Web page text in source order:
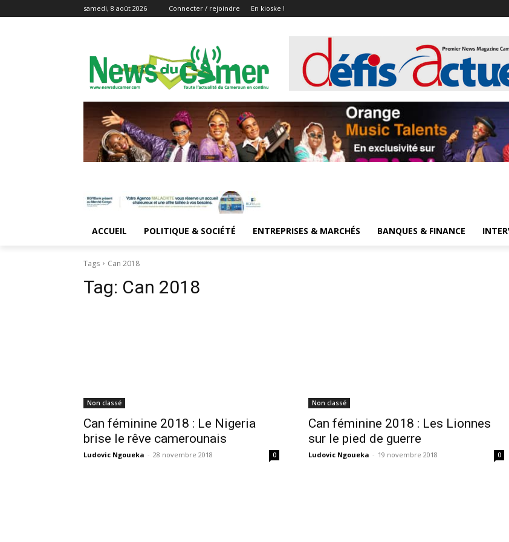
samedi, 8 août 2026 Connecter / rejoindre En kioske !
ACCUEIL POLITIQUE & SOCIÉTÉ ENTREPRISES & MARCHÉS BANQUES & FINANCE
Tags Can 2018
Tag: Can 2018
Non classé
Can féminine 2018 : Le Nigeria
brise le rêve camerounais
Ludovic Ngoueka - 28 novembre 2018 0
Non classé
Can féminine 2018 : Les Lionnes
sur le pied de guerre
Ludovic Ngoueka - 19 novembre 2018 0